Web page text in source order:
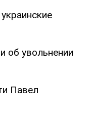
об увольнении
Павел